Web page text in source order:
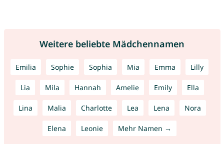
Weitere beliebte Mädchennamen
Emilia Sophie Sophia Mia Emma Lilly
Lia Mila Hannah Amelie Emily Ella
Lina Malia Charlotte Lea Lena Nora
Elena Leonie Mehr Namen →